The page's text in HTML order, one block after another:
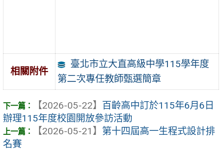
相關附件
臺北市立大直高級中學115學年度
第二次專任教師甄選簡章
【2026-05-22】 百齡高中訂於115年6月6日
辦理115年度校園開放參訪活動
【2026-05-21】 第十四屆高一生程式設計排
名賽